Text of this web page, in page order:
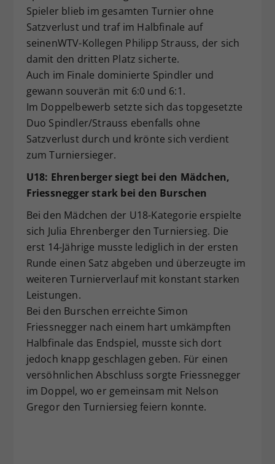
Spieler blieb im gesamten Turnier ohne
Satzverlust und traf im Halbfinale auf
seinenWTV-Kollegen Philipp Strauss, der sich
damit den dritten Platz sicherte.
Auch im Finale dominierte Spindler und
gewann souverän mit 6:0 und 6:1.
Im Doppelbewerb setzte sich das topgesetzte
Duo Spindler/Strauss ebenfalls ohne
Satzverlust durch und krönte sich verdient
zum Turniersieger.
U18: Ehrenberger siegt bei den Mädchen,
Friessnegger stark bei den Burschen
Bei den Mädchen der U18-Kategorie erspielte
sich Julia Ehrenberger den Turniersieg. Die
erst 14-Jährige musste lediglich in der ersten
Runde einen Satz abgeben und überzeugte im
weiteren Turnierverlauf mit konstant starken
Leistungen.
Bei den Burschen erreichte Simon
Friessnegger nach einem hart umkämpften
Halbfinale das Endspiel, musste sich dort
jedoch knapp geschlagen geben. Für einen
versöhnlichen Abschluss sorgte Friessnegger
im Doppel, wo er gemeinsam mit Nelson
Gregor den Turniersieg feiern konnte.